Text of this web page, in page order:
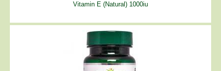
Vitamin E (Natural) 1000iu